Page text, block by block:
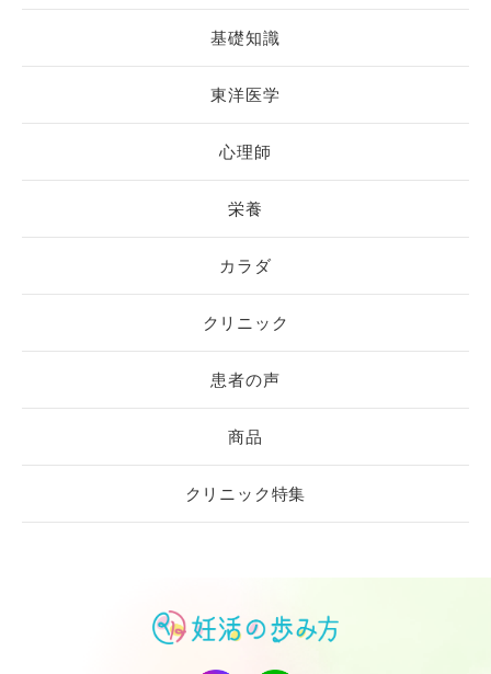
基礎知識
東洋医学
心理師
栄養
カラダ
クリニック
患者の声
商品
クリニック特集